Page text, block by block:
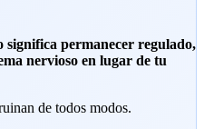
significa permanecer regulado,
nervioso en lugar de tu
de todos modos.